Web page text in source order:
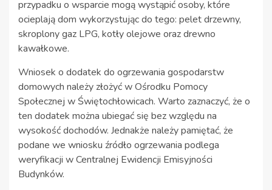
przypadku o wsparcie mogą wystąpić osoby, które
ocieplają dom wykorzystując do tego: pelet drzewny,
skroplony gaz LPG, kotły olejowe oraz drewno
kawałkowe.
Wniosek o dodatek do ogrzewania gospodarstw
domowych należy złożyć w Ośrodku Pomocy
Społecznej w Świętochłowicach. Warto zaznaczyć, że o
ten dodatek można ubiegać się bez względu na
wysokość dochodów. Jednakże należy pamiętać, że
podane we wniosku źródło ogrzewania podlega
weryfikacji w Centralnej Ewidencji Emisyjności
Budynków.